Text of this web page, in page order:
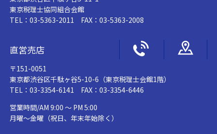
東京税理士協同組合会館
TEL：03-5363-2011 FAX：03-5363-2008
直営売店
〒151-0051
東京都渋谷区千駄ヶ谷5-10-6（東京税理士会館1階）
TEL：03-3354-6141 FAX：03-3354-6446
営業時間/AM 9:00 ～ PM 5:00
月曜～金曜（祝日、年末年始除く）